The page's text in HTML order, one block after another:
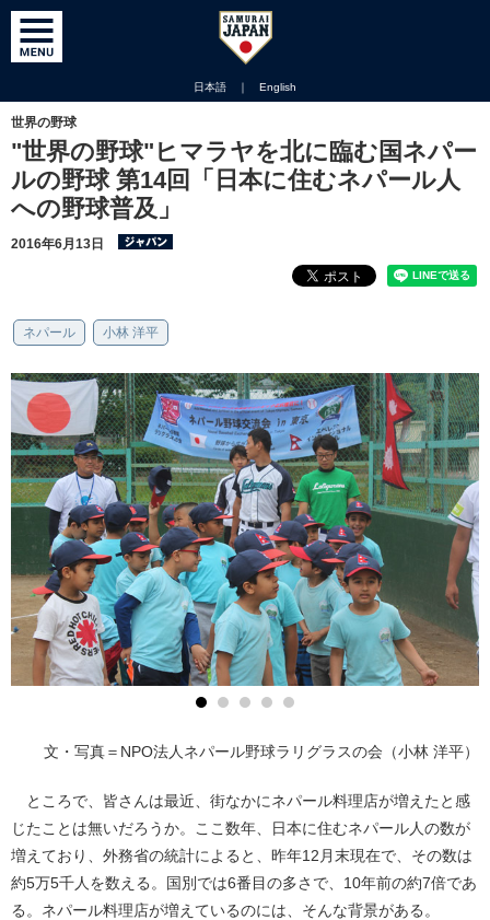
日本語 ｜ English
世界の野球
"世界の野球"ヒマラヤを北に臨む国ネパー
ルの野球 第14回「日本に住むネパール人
への野球普及」
2016年6月13日
ネパール 小林 洋平
文・写真＝NPO法人ネパール野球ラリグラスの会（小林 洋平）
ところで、皆さんは最近、街なかにネパール料理店が増えたと感
じたことは無いだろうか。ここ数年、日本に住むネパール人の数が
増えており、外務省の統計によると、昨年12月末現在で、その数は
約5万5千人を数える。国別では6番目の多さで、10年前の約7倍であ
る。ネパール料理店が増えているのには、そんな背景がある。